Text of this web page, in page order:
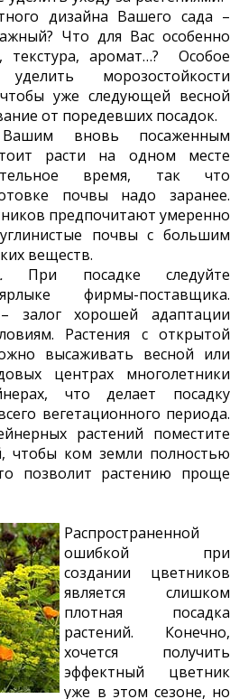
дизайна Вашего сада –
Что для Вас особенно
аромат…? Особое
морозостойкости
уже следующей весной
от поредевших посадок.
вновь посаженным
расти на одном месте
время, так что
почвы надо заранее.
предпочитают умеренно
почвы с большим
веществ.
При посадке следуйте
фирмы-поставщика.
залог хорошей адаптации
Растения с открытой
высаживать весной или
центрах многолетники
что делает посадку
вегетационного периода.
растений поместите
чтобы ком земли полностью
позволит растению проще
Распространенной
ошибкой при
создании цветников
является слишком
плотная посадка
растений. Конечно,
хочется получить
эффектный цветник
уже в этом сезоне, но